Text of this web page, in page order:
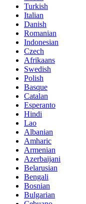
Turkish
Italian
Danish
Romanian
Indonesian
Czech
Afrikaans
Swedish
Polish
Basque
Catalan
Esperanto
Hindi
Lao
Albanian
Amharic
Armenian
Azerbaijani
Belarusian
Bengali
Bosnian
Bulgarian